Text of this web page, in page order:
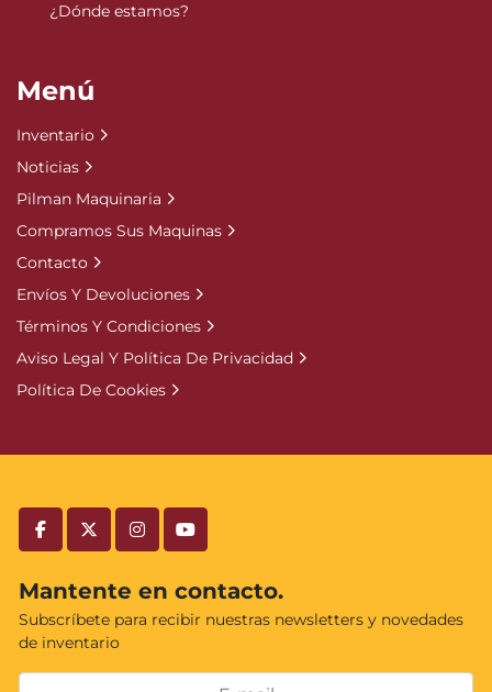
facebooktwitterinstagramyoutube
Mantente en contacto.
Subscríbete para recibir nuestras newsletters y novedades
de inventario
¿Dónde estamos?
Menú
Inventario
Noticias
Pilman Maquinaria
Compramos Sus Maquinas
Contacto
Envíos Y Devoluciones
Términos Y Condiciones
Aviso Legal Y Política De Privacidad
Política De Cookies